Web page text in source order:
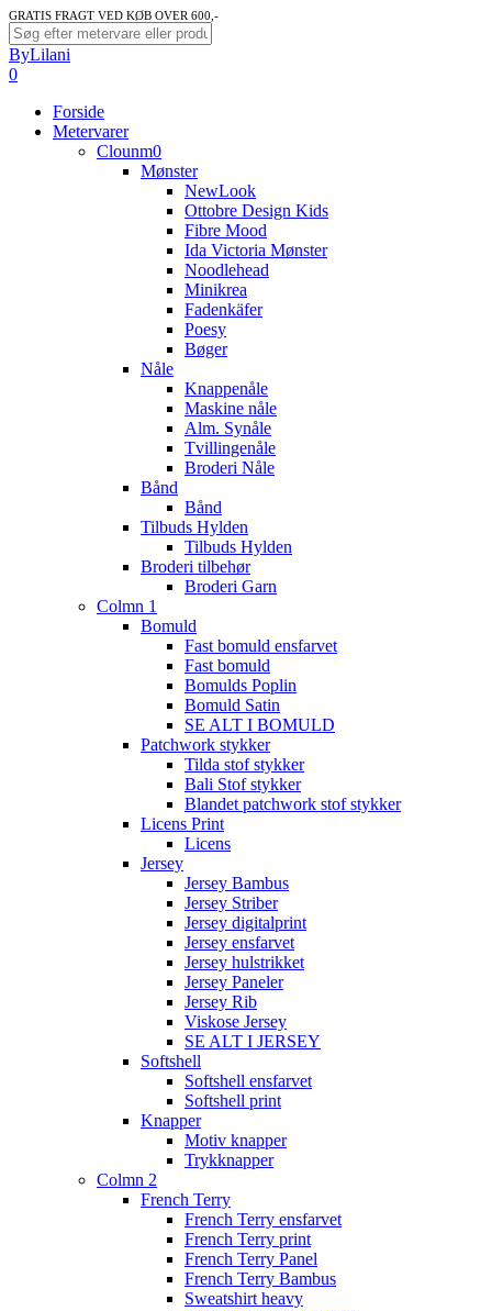
Skip
to
main
content
GRATIS FRAGT VED KØB OVER 600,-
Close
Search
ByLilani
search
account
0
Forside
Metervarer
Clounm0
Mønster
NewLook
Ottobre Design Kids
Fibre Mood
Ida Victoria Mønster
Noodlehead
Minikrea
Fadenkäfer
Poesy
Bøger
Nåle
Knappenåle
Maskine nåle
Alm. Synåle
Tvillingenåle
Broderi Nåle
Bånd
Bånd
Tilbuds Hylden
Tilbuds Hylden
Broderi tilbehør
Broderi Garn
Colmn 1
Bomuld
Fast bomuld ensfarvet
Fast bomuld
Bomulds Poplin
Bomuld Satin
SE ALT I BOMULD
Patchwork stykker
Tilda stof stykker
Bali Stof stykker
Blandet patchwork stof stykker
Licens Print
Licens
Jersey
Jersey Bambus
Jersey Striber
Jersey digitalprint
Jersey ensfarvet
Jersey hulstrikket
Jersey Paneler
Jersey Rib
Viskose Jersey
SE ALT I JERSEY
Softshell
Softshell ensfarvet
Softshell print
Knapper
Motiv knapper
Trykknapper
Colmn 2
French Terry
French Terry ensfarvet
French Terry print
French Terry Panel
French Terry Bambus
Sweatshirt heavy